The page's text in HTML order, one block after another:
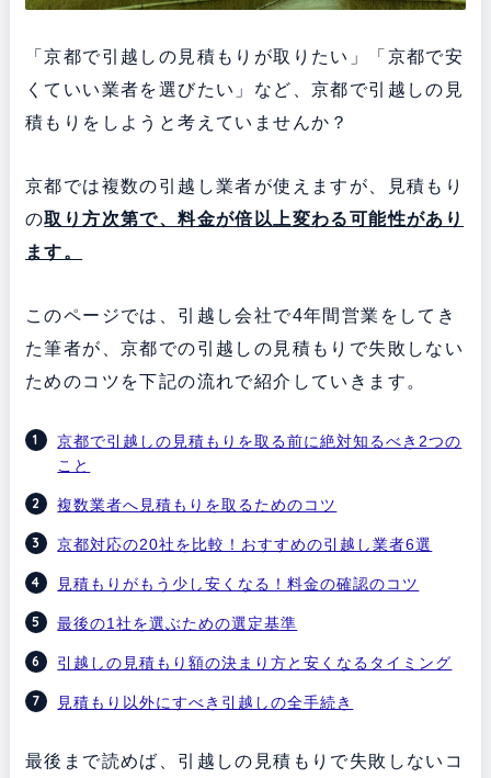
「京都で引越しの見積もりが取りたい」「京都で安
くていい業者を選びたい」など、京都で引越しの見
積もりをしようと考えていませんか？
京都では複数の引越し業者が使えますが、見積もり
の取り方次第で、料金が倍以上変わる可能性があり
ます。
このページでは、引越し会社で4年間営業をしてき
た筆者が、京都での引越しの見積もりで失敗しない
ためのコツを下記の流れで紹介していきます。
京都で引越しの見積もりを取る前に絶対知るべき2つの
こと
複数業者へ見積もりを取るためのコツ
京都対応の20社を比較！おすすめの引越し業者6選
見積もりがもう少し安くなる！料金の確認のコツ
最後の1社を選ぶための選定基準
引越しの見積もり額の決まり方と安くなるタイミング
見積もり以外にすべき引越しの全手続き
最後まで読めば、引越しの見積もりで失敗しないコ